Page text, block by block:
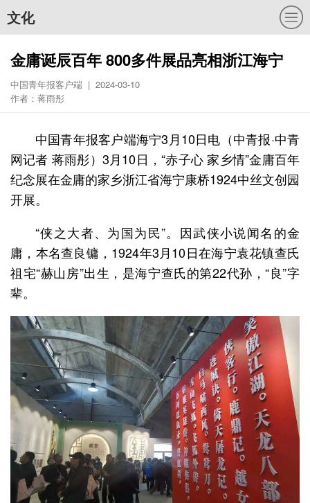
文化
金庸诞辰百年 800多件展品亮相浙江海宁
中国青年报客户端 | 2024-03-10
作者：蒋雨彤
中国青年报客户端海宁3月10日电（中青报·中青
网记者 蒋雨彤）3月10日，“赤子心 家乡情”金庸百年
纪念展在金庸的家乡浙江省海宁康桥1924中丝文创园
开展。
“侠之大者、为国为民”。因武侠小说闻名的金
庸，本名查良镛，1924年3月10日在海宁袁花镇查氏
祖宅“赫山房”出生，是海宁查氏的第22代孙，“良”字
辈。